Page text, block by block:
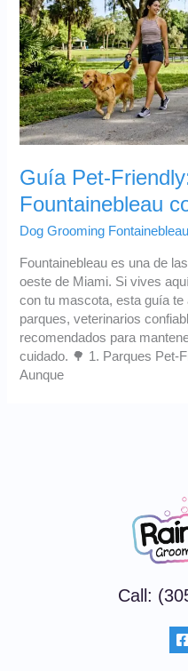
Guía Pet-
Fountainebleau
Dog Grooming Fontainebleau
Fountainebleau es una de
oeste de Miami. Si vives
con tu mascota, esta guía
parques, veterinarios
recomendados para
cuidado. 🌳 1. Parques
Aunque
Call: